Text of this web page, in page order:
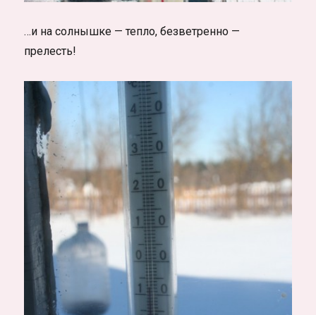
…и на солнышке — тепло, безветренно —
прелесть!